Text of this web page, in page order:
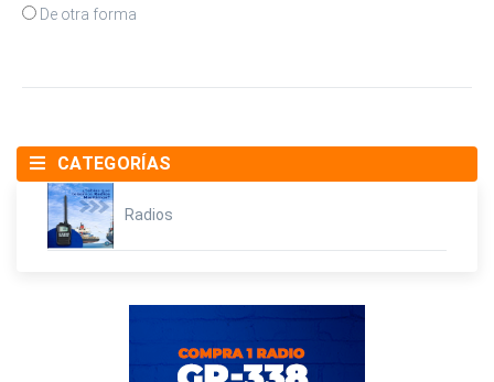
CATEGORÍAS
Radios
De otra forma